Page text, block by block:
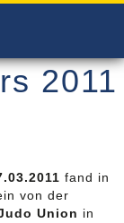
2011
fand in
von der
Union in